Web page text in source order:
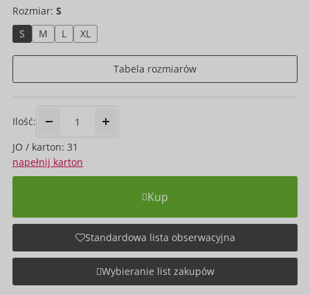
Rozmiar: S
S
M L XL
Tabela rozmiarów
Ilość:
JO / karton: 31
napełnij karton
Kup
Standardowa lista obserwacyjna
Wybieranie list zakupów